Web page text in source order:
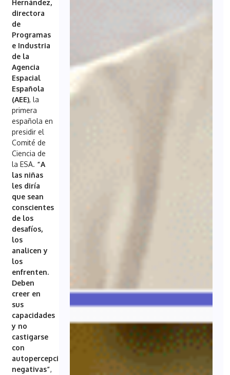
Hernández,
directora
de
Programas
e Industria
de la
Agencia
Espacial
Española
(AEE), la
primera
española en
presidir el
Comité de
Ciencia de
la ESA. “A
las niñas
les diría
que sean
conscientes
de los
desafíos,
los
analicen y
los
enfrenten.
Deben
creer en
sus
capacidades
y no
castigarse
con
autopercepciones
negativas”,